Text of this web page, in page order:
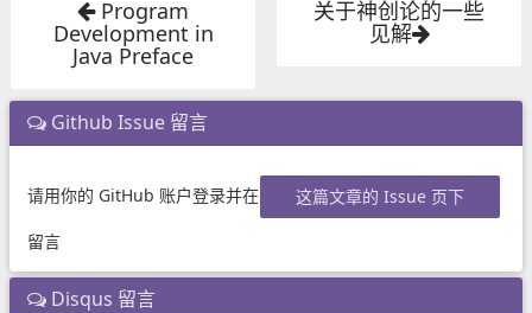
Program
Development in
Java Preface
关于神创论的一些
见解
Github Issue 留言
请用你的 GitHub 账户登录并在
这篇文章的 Issue 页下
留言
Disqus 留言